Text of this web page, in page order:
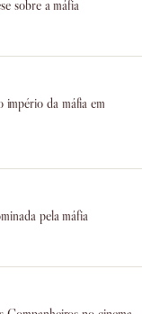
sobre a máfia
império da máfia em
pela máfia